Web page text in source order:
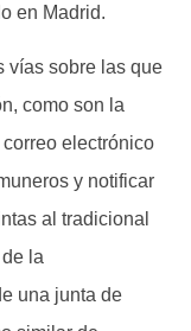
en Madrid.
vías sobre las que
como son la
electrónico
y notificar
al tradicional
la
una junta de